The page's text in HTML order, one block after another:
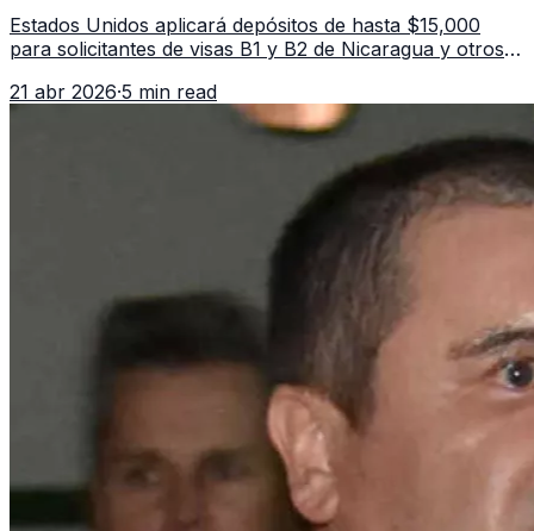
Estados Unidos aplicará depósitos de hasta $15,000
para solicitantes de visas B1 y B2 de Nicaragua y otros
nuevas políticas migratorias.
21 abr 2026·5 min read